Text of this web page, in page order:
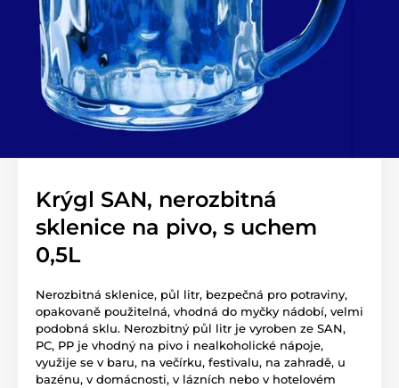
Krýgl SAN, nerozbitná
sklenice na pivo, s uchem
0,5L
Nerozbitná sklenice, půl litr, bezpečná pro potraviny,
opakovaně použitelná, vhodná do myčky nádobí, velmi
podobná sklu. Nerozbitný půl litr je vyroben ze SAN,
PC, PP je vhodný na pivo i nealkoholické nápoje,
využije se v baru, na večírku, festivalu, na zahradě, u
bazénu, v domácnosti, v lázních nebo v hotelovém